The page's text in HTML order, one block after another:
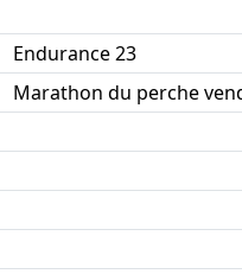
Endurance 23
Marathon du perche